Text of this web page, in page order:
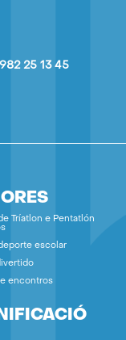
982 25 13 45
Tríatlon e Pentatlón
escolar
encontros